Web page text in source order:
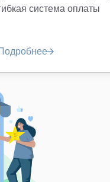
система оплаты